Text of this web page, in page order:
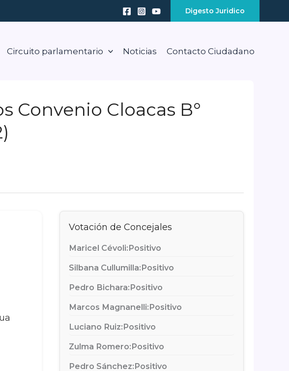
Digesto Juridico
Circuito parlamentario Noticias Contacto Ciudadano
Convenio Cloacas B°
Votación de Concejales
Maricel Cévoli:Positivo
Silbana Cullumilla:Positivo
Pedro Bichara:Positivo
Marcos Magnanelli:Positivo
Luciano Ruiz:Positivo
Zulma Romero:Positivo
Pedro Sánchez:Positivo